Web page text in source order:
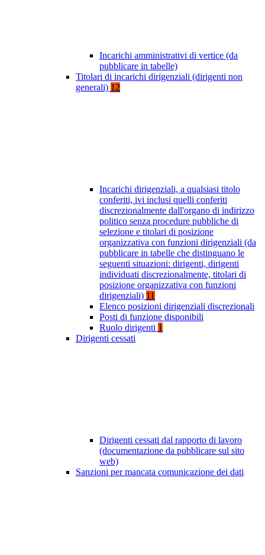
Incarichi amministrativi di vertice (da
pubblicare in tabelle)
Titolari di incarichi dirigenziali (dirigenti non
generali) 12
Incarichi dirigenziali, a qualsiasi titolo
conferiti, ivi inclusi quelli conferiti
discrezionalmente dall'organo di indirizzo
politico senza procedure pubbliche di
selezione e titolari di posizione
organizzativa con funzioni dirigenziali (da
pubblicare in tabelle che distinguano le
seguenti situazioni: dirigenti, dirigenti
individuati discrezionalmente, titolari di
posizione organizzativa con funzioni
dirigenziali) 11
Elenco posizioni dirigenziali discrezionali
Posti di funzione disponibili
Ruolo dirigenti 1
Dirigenti cessati
Dirigenti cessati dal rapporto di lavoro
(documentazione da pubblicare sul sito
web)
Sanzioni per mancata comunicazione dei dati